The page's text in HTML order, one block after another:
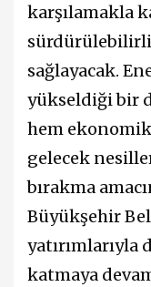
karşılamakla
sağlayacak.
yükseldiği bir
hem
gelecek
bırakma
Büyükşehir
yatırımlarıyla
katmaya